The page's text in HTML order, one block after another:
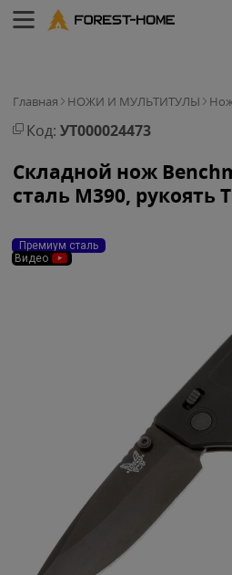
Главная НОЖИ И МУЛЬТИТУЛЫ
Код: УТ000024473
Складной нож
сталь M390, рукоять
Премиум сталь
Видео